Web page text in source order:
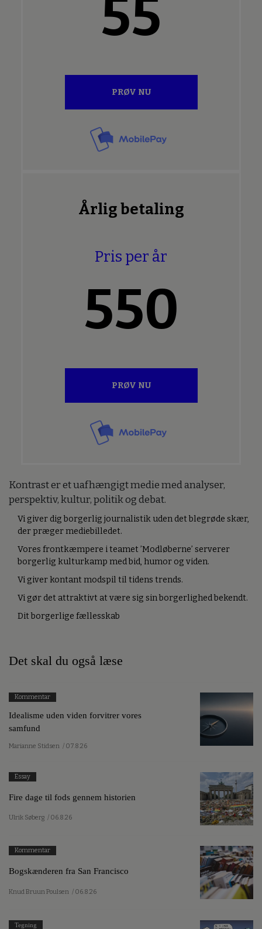
55
PRØV NU
Årlig betaling
Pris per år
550
PRØV NU
Kontrast er et uafhængigt medie med analyser,
perspektiv, kultur, politik og debat.
Vi giver dig borgerlig journalistik uden det blegrøde skær,
der præger mediebilledet.
Vores frontkæmpere i teamet ’Modløberne’ serverer
borgerlig kulturkamp med bid, humor og viden.
Vi giver kontant modspil til tidens trends.
Vi gør det attraktivt at være sig sin borgerlighed bekendt.
Dit borgerlige fællesskab
Det skal du også læse
Kommentar
Idealisme uden viden forvitrer vores
samfund
Marianne Stidsen / 07.8.26
Essay
Fire dage til fods gennem historien
Ulrik Søberg / 06.8.26
Kommentar
Bogskænderen fra San Francisco
Knud Bruun Poulsen / 06.8.26
Tegning